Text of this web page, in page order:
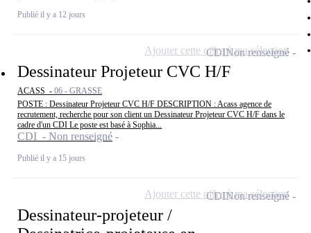
Publié il y a 12 jours
Dessinateur Projeteur CVC H/F
ACASS - 06 - GRASSE
POSTE : Dessinateur Projeteur CVC H/F DESCRIPTION : Acass agence de
recrutement, recherche pour son client un Dessinateur Projeteur CVC H/F dans le
cadre d'un CDI Le poste est basé à Sophia...
CDI - Non renseigné
Publié il y a 15 jours
CDINon renseigné
Ajouter cette offre à ma sélection
Dessinateur-projeteur /
CDINon renseigné
Ajouter cette offre à ma sélection